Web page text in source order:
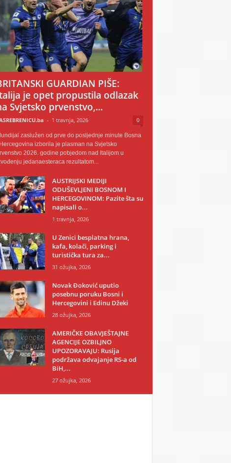
GUARDIAN PIŠE:
je opet propustila odlazak
Svjetsko prvenstvo,...
- 1 travnja, 2026 0
zaslužen od prve do posljednje minute Bosna
izborila je plasman na Svjetsko
2026. godine pobjedom nad Italijom u
jedanaesteraca rezultatom...
AUSTRIJSKI MEDIJI
ODUŠEVLJENI BOSNOM I
HERCEGOVINOM: Pazite šta su
napisali o...
1 travnja, 2026
U Zenici besplatna hrana,
kafa, kolači, parking i
turistička tura za...
31 ožujka, 2026
Novak Đoković uputio
posebnu poruku Bosni i
Hercegovini i Edinu Džeki
28 ožujka, 2026
AMERIČKE OBAVJEŠTAJNE
AGENCIJE OZBILJNO
UPOZORAVAJU: Rusija
podržava odvajanje RS-a od
BiH,...
27 ožujka, 2026